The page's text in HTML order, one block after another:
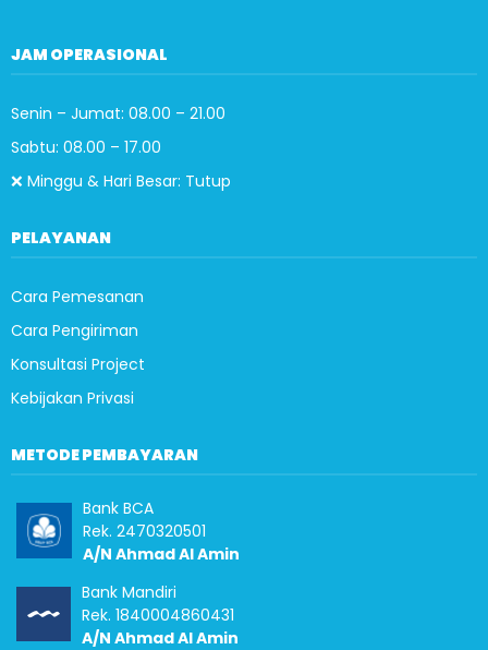
JAM OPERASIONAL
Senin – Jumat: 08.00 – 21.00
Sabtu: 08.00 – 17.00
❌ Minggu & Hari Besar: Tutup
PELAYANAN
Cara Pemesanan
Cara Pengiriman
Konsultasi Project
Kebijakan Privasi
METODE PEMBAYARAN
Bank BCA
Rek. 2470320501
A/N Ahmad Al Amin
Bank Mandiri
Rek. 1840004860431
A/N Ahmad Al Amin